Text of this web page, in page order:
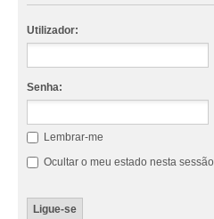
Utilizador:
Senha:
Lembrar-me
Ocultar o meu estado nesta sessão